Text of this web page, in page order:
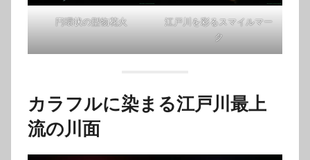
円環状の型物花火
江戸川を彩るスマイルマー
ク
カラフルに染まる江戸川最上
流の川面